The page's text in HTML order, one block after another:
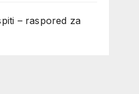
– raspored za